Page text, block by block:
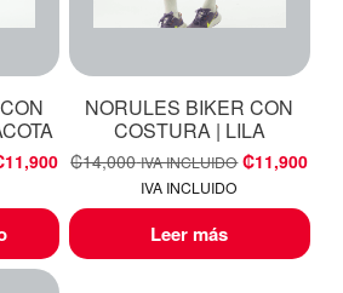
11,900
NORULES BIKER CON
COSTURA | LILA
₡14,000 IVA INCLUIDO ₡11,900
IVA INCLUIDO
Leer más